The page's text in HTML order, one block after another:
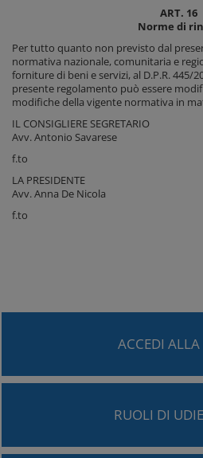
ART. 16
Norme di
Per tutto quanto non previsto dal
normativa nazionale, comunitaria e
forniture di beni e servizi, al D.P.R. 445/
presente regolamento può essere
modifiche della vigente normativa in
IL CONSIGLIERE SEGRETARIO
Avv. Antonio Savarese
f.to
LA PRESIDENTE
Avv. Anna De Nicola
f.to
ACCEDI ALLA
RUOLI DI